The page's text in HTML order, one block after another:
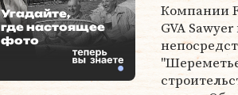
Компании
GVA
Угадайте,
где настоящее
фото